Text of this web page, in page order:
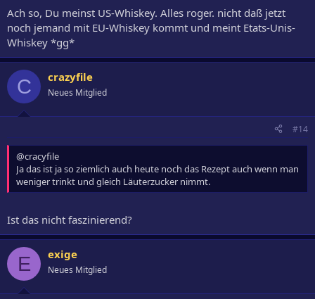
Ach so, Du meinst US-Whiskey. Alles roger. nicht daß jetzt
noch jemand mit EU-Whiskey kommt und meint Etats-Unis-
Whiskey *gg*
C crazyfile
Neues Mitglied
#14
@cracyfile
Ja das ist ja so ziemlich auch heute noch das Rezept auch wenn man
weniger trinkt und gleich Läuterzucker nimmt.
Ist das nicht faszinierend?
E exige
Neues Mitglied